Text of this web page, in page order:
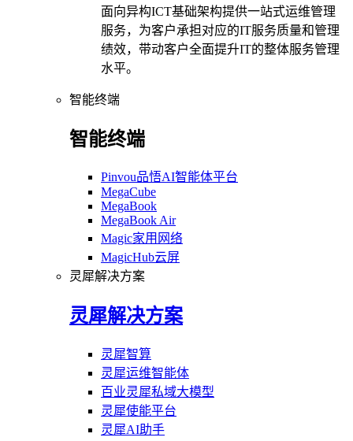
面向异构ICT基础架构提供一站式运维管理
服务，为客户承担对应的IT服务质量和管理
绩效，带动客户全面提升IT的整体服务管理
水平。
智能终端
智能终端
Pinvou品悟AI智能体平台
MegaCube
MegaBook
MegaBook Air
Magic家用网络
MagicHub云屏
灵犀解决方案
灵犀解决方案
灵犀智算
灵犀运维智能体
百业灵犀私域大模型
灵犀使能平台
灵犀AI助手